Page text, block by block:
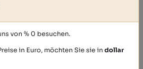
von % 0 besuchen.
in Euro, möchten Sie sie indollar